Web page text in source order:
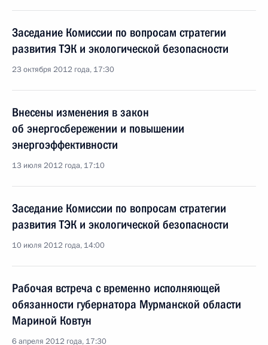
Заседание Комиссии по вопросам стратегии
развития ТЭК и экологической безопасности
23 октября 2012 года, 17:30
Внесены изменения в закон
об энергосбережении и повышении
энергоэффективности
13 июля 2012 года, 17:10
Заседание Комиссии по вопросам стратегии
развития ТЭК и экологической безопасности
10 июля 2012 года, 14:00
Рабочая встреча с временно исполняющей
обязанности губернатора Мурманской области
Мариной Ковтун
6 апреля 2012 года, 17:30